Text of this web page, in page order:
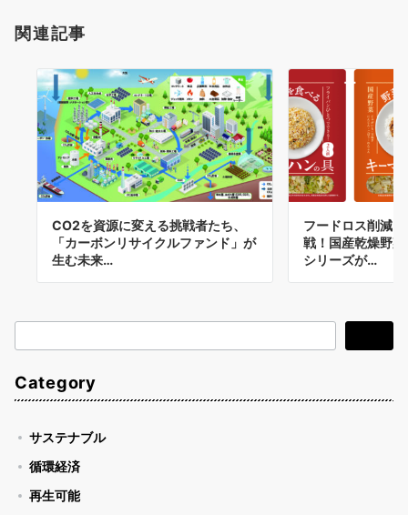
関連記事
CO2を資源に変える挑戦者たち、
「カーボンリサイクルファンド」が
生む未来…
フードロス削減
戦！国産乾燥野
シリーズが…
索
Category
サステナブル
循環経済
再生可能